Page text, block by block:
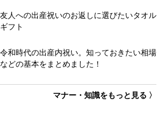
友人への出産祝いのお返しに選びたいタオル
ギフト
令和時代の出産内祝い。知っておきたい相場
などの基本をまとめました！
マナー・知識をもっと見る 〉